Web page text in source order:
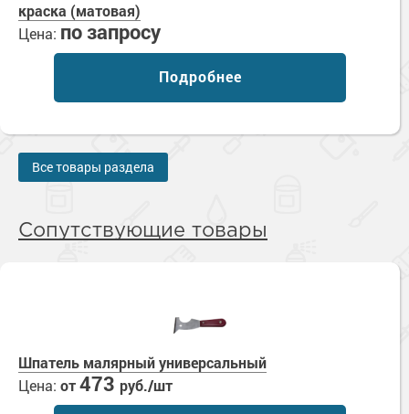
краска (матовая)
Цена: по запросу
Подробнее
Все товары раздела
Сопутствующие товары
Шпатель малярный универсальный
Цена: от473 руб./шт